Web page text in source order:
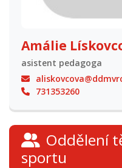
Amálie
asistent pedagoga
731353260
Oddělení
sportu